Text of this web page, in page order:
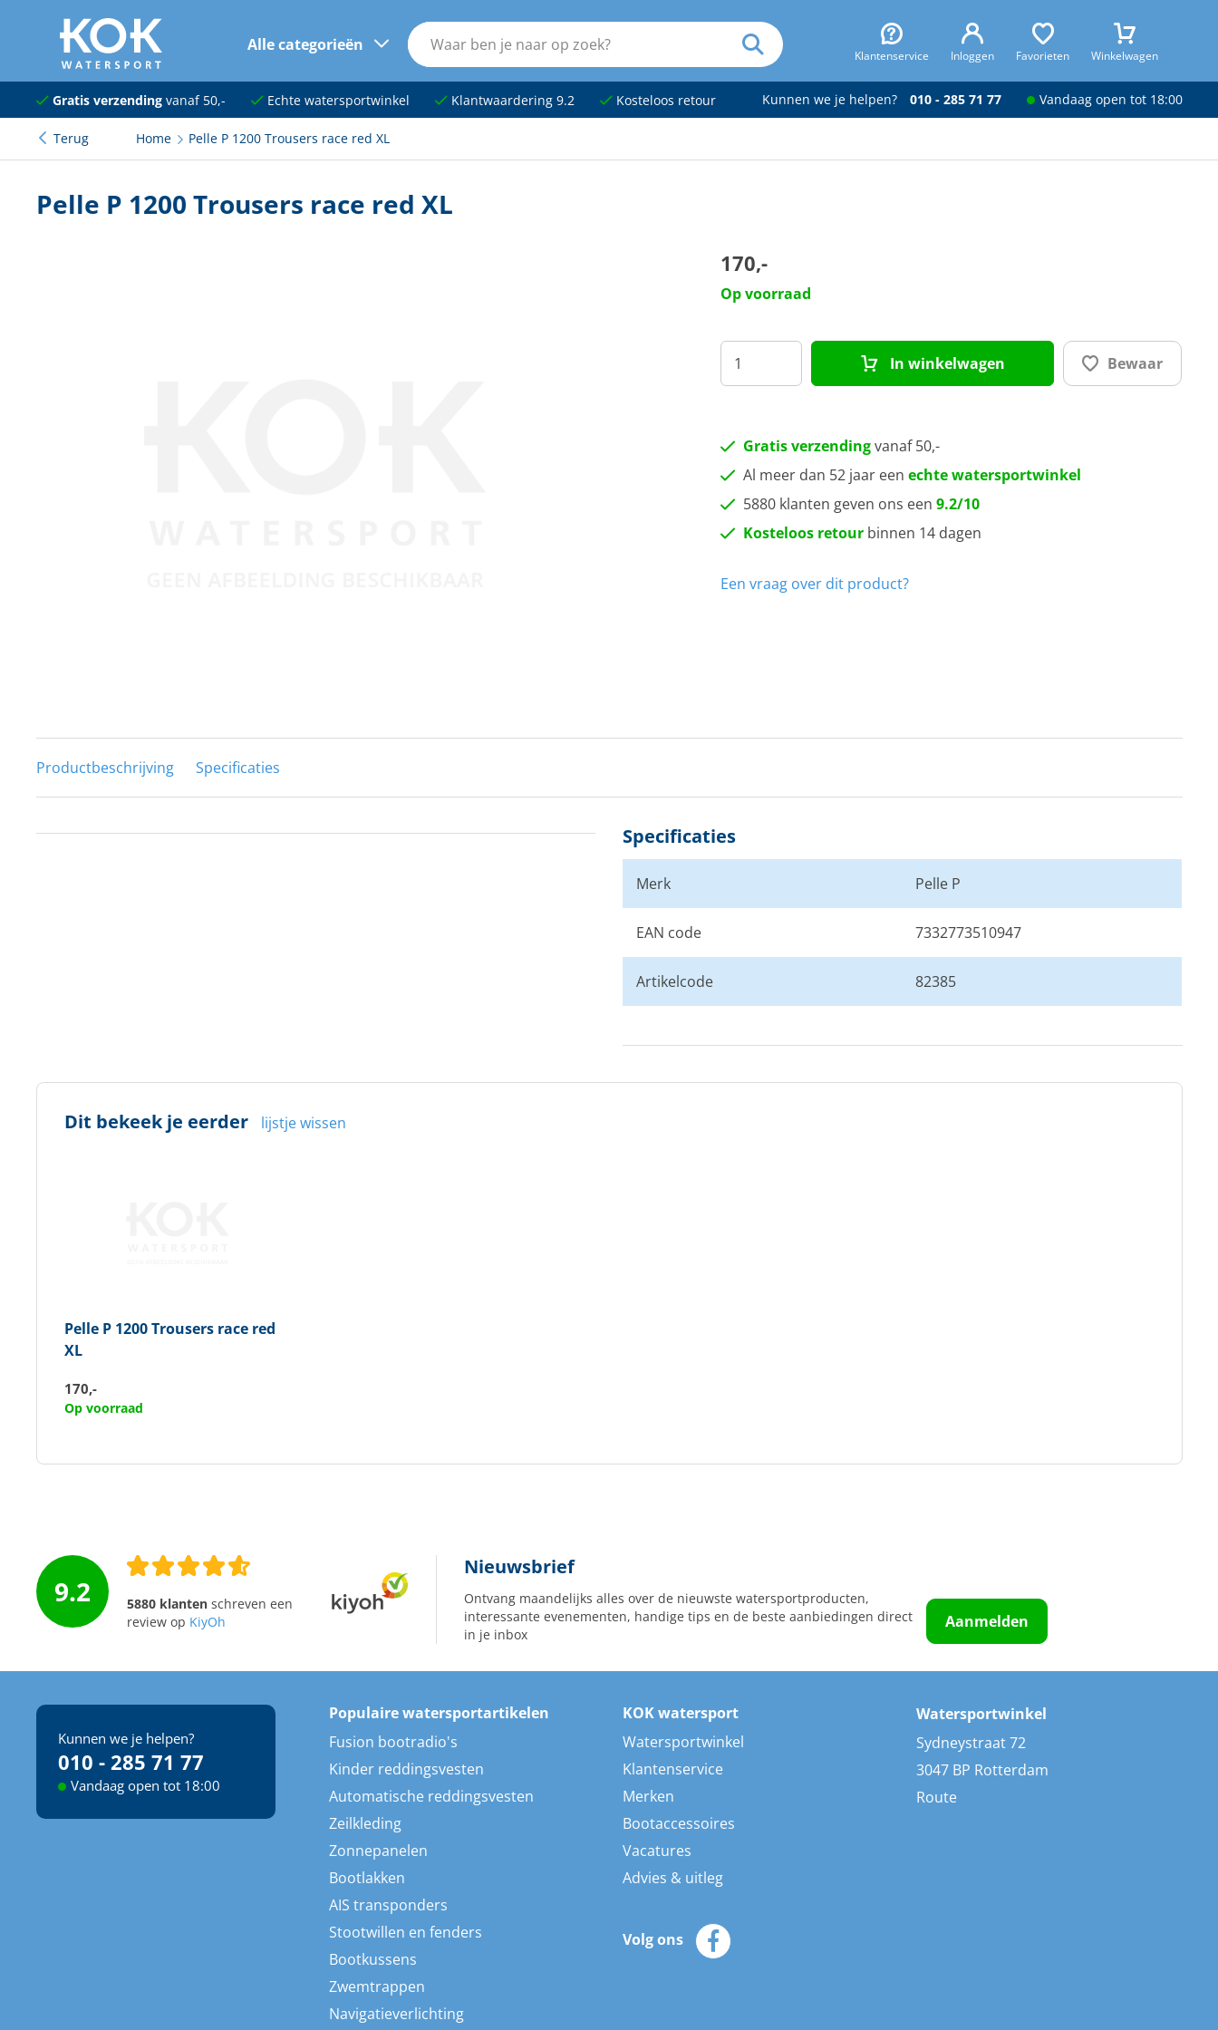
naar hoofdinhoud
Alle categorieën
Klantenservice Inloggen Favorieten Winkelwagen
Navigatie
Dekuitrusting
Gratis verzendingvanaf 50,- Echte watersportwinkel Klantwaardering 9.2 Kosteloos retour Kunnen we je helpen? 010 - 285 71 77 Vandaag open tot 18:00
Terug Home Pelle P 1200 Trousers race red XL
Pelle P 1200 Trousers race red XL
170,-
Op voorraad
In winkelwagen Bewaar
Gratis verzendingvanaf 50,-
Al meer dan 52 jaar een echte watersportwinkel
5880 klanten geven ons een 9.2/10
Kosteloos retourbinnen 14 dagen
Een vraag over dit product?
Productbeschrijving Specificaties
Specificaties
Merk Pelle P
EAN code 7332773510947
Artikelcode 82385
Dit bekeek je eerder lijstje wissen
Pelle P1200 Trousers race red
XL
170,-
Op voorraad
9.2 5880 klantenschreven een
review op KiyOh
Nieuwsbrief
Ontvang maandelijks alles over de nieuwste watersportproducten,
interessante evenementen, handige tips en de beste aanbiedingen direct
in je inbox
Aanmelden
Kunnen we je helpen?
010 - 285 71 77
Vandaag open tot 18:00
Populaire watersportartikelen
Fusion bootradio's
Kinder reddingsvesten
Automatische reddingsvesten
Zeilkleding
Zonnepanelen
Bootlakken
AIS transponders
Stootwillen en fenders
Bootkussens
Zwemtrappen
Navigatieverlichting
KOK watersport
Watersportwinkel
Klantenservice
Merken
Bootaccessoires
Vacatures
Advies & uitleg
Volg ons
Watersportwinkel
Sydneystraat 72
3047 BP Rotterdam
Route